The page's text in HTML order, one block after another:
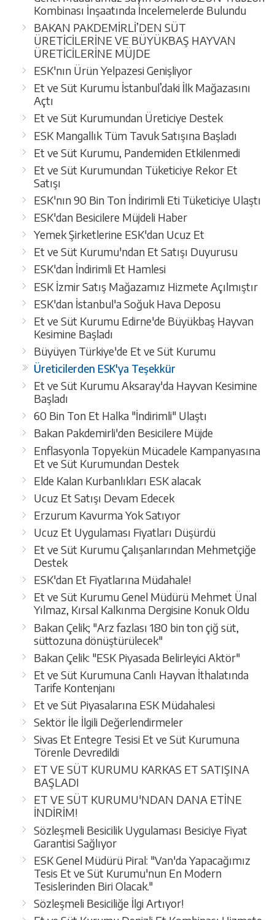
Kombinası İnşaatında İncelemelerde Bulundu
BAKAN PAKDEMİRLİ’DEN SÜT
ÜRETİCİLERİNE VE BÜYÜKBAŞ HAYVAN
ÜRETİCİLERİNE MÜJDE
ESK'nın Ürün Yelpazesi Genişliyor
Et ve Süt Kurumu İstanbul’daki İlk Mağazasını
Açtı
Et ve Süt Kurumundan Üreticiye Destek
ESK Mangallık Tüm Tavuk Satışına Başladı
Et ve Süt Kurumu, Pandemiden Etkilenmedi
Et ve Süt Kurumundan Tüketiciye Rekor Et
Satışı
ESK'nın 90 Bin Ton İndirimli Eti Tüketiciye Ulaştı
ESK'dan Besicilere Müjdeli Haber
Yemek Şirketlerine ESK'dan Ucuz Et
Et ve Süt Kurumu'ndan Et Satışı Duyurusu
ESK'dan İndirimli Et Hamlesi
ESK İzmir Satış Mağazamız Hizmete Açılmıştır
ESK'dan İstanbul'a Soğuk Hava Deposu
Et ve Süt Kurumu Edirne'de Büyükbaş Hayvan
Kesimine Başladı
Büyüyen Türkiye'de Et ve Süt Kurumu
Üreticilerden ESK'ya Teşekkür
Et ve Süt Kurumu Aksaray'da Hayvan Kesimine
Başladı
60 Bin Ton Et Halka "İndirimli" Ulaştı
Bakan Pakdemirli'den Besicilere Müjde
Enflasyonla Topyekün Mücadele Kampanyasına
Et ve Süt Kurumundan Destek
Elde Kalan Kurbanlıkları ESK alacak
Ucuz Et Satışı Devam Edecek
Erzurum Kavurma Yok Satıyor
Ucuz Et Uygulaması Fiyatları Düşürdü
Et ve Süt Kurumu Çalışanlarından Mehmetçiğe
Destek
ESK'dan Et Fiyatlarına Müdahale!
Et ve Süt Kurumu Genel Müdürü Mehmet Ünal
Yılmaz, Kırsal Kalkınma Dergisine Konuk Oldu
Bakan Çelik; "Arz fazlası 180 bin ton çiğ süt,
süttozuna dönüştürülecek"
Bakan Çelik: "ESK Piyasada Belirleyici Aktör"
Et ve Süt Kurumuna Canlı Hayvan İthalatında
Tarife Kontenjanı
Et ve Süt Piyasalarına ESK Müdahalesi
Sektör İle İlgili Değerlendirmeler
Sivas Et Entegre Tesisi Et ve Süt Kurumuna
Törenle Devredildi
ET VE SÜT KURUMU KARKAS ET SATIŞINA
BAŞLADI
ET VE SÜT KURUMU'NDAN DANA ETİNE
İNDİRİM!
Sözleşmeli Besicilik Uygulaması Besiciye Fiyat
Garantisi Sağlıyor
ESK Genel Müdürü Piral: "Van'da Yapacağımız
Tesis Et ve Süt Kurumu'nun En Modern
Tesislerinden Biri Olacak."
Sözleşmeli Besiciliğe İlgi Artıyor!